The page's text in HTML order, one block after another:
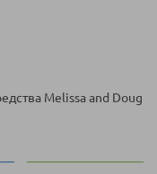
Melissa and Doug